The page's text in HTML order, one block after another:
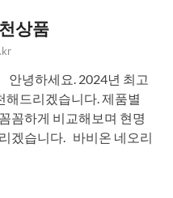
상품
녕하세요. 2024년 최고
해드리겠습니다. 제품별
꼼하게 비교해보며 현명
겠습니다. 바비온 네오리